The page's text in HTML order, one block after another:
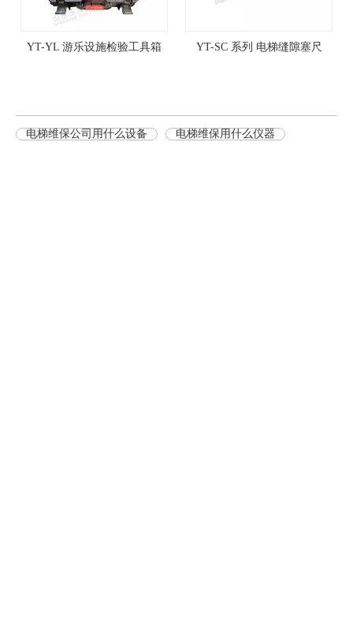
YT-YL 游乐设施检验工具箱 YT-SC 系列 电梯缝隙塞尺
电梯维保公司用什么设备 电梯维保用什么仪器